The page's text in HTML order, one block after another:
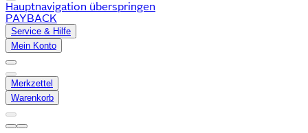
Hauptnavigation überspringen
PAYBACK
Service & Hilfe
Mein Konto
Merkzettel
Warenkorb